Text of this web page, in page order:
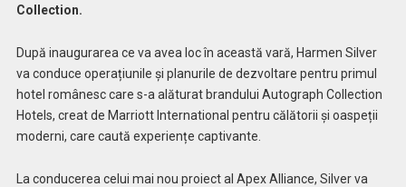
Collection.
După inaugurarea ce va avea loc în această vară, Harmen Silver
va conduce operațiunile și planurile de dezvoltare pentru primul
hotel românesc care s-a alăturat brandului Autograph Collection
Hotels, creat de Marriott International pentru călătorii și oaspeții
moderni, care caută experiențe captivante.
La conducerea celui mai nou proiect al Apex Alliance, Silver va